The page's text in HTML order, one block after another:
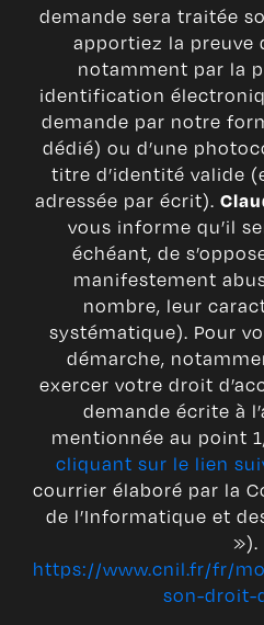
demande sera traitée
apportiez la preuve
notamment par la
identification
demande par notre
dédié) ou d’une
titre d’identité valide
adressée par écrit).
vous informe qu’il
échéant, de
manifestement
nombre, leur
systématique). Pour
démarche,
exercer votre droit
demande écrite à
mentionnée au point
cliquant sur le lien
courrier élaboré par la
de l’Informatique et
»).
https://www.cnil.fr/fr/
son-droit-